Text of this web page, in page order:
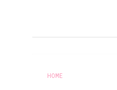
HOME